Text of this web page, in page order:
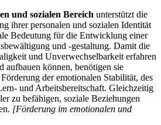
und sozialen Bereich unterstützt die
ihrer personalen und sozialen Identität
Bedeutung für die Entwicklung einer
und -gestaltung. Damit die
und Unverwechselbarkeit erfahren
aufbauen können, benötigen sie
der emotionalen Stabilität, des
und Arbeitsbereitschaft. Gleichzeitig
zu befähigen, soziale Beziehungen
[Förderung im emotionalen und